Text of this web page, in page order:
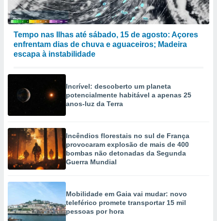
para
criar
da
medir o
dos
os
fontes,
e melhorar
Tempo nas Ilhas até sábado, 15 de agosto: Açores
enfrentam dias de chuva e aguaceiros; Madeira
escapa à instabilidade
Incrível: descoberto um planeta
potencialmente habitável a apenas 25
anos-luz da Terra
Incêndios florestais no sul de França
provocaram explosão de mais de 400
bombas não detonadas da Segunda
Guerra Mundial
Mobilidade em Gaia vai mudar: novo
teleférico promete transportar 15 mil
pessoas por hora